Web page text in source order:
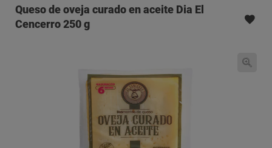
Queso de oveja curado en aceite Dia El
Cencerro 250 g